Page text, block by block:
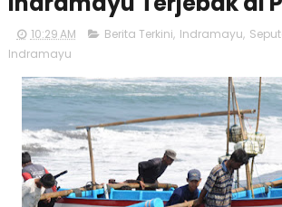
10:29 AM Berita Terkini, Indramayu,
Indramayu